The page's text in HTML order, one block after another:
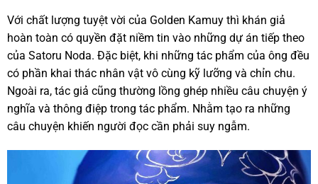
Với chất lượng tuyệt vời của Golden Kamuy thì khán giả
hoàn toàn có quyền đặt niềm tin vào những dự án tiếp theo
của Satoru Noda. Đặc biệt, khi những tác phẩm của ông đều
có phần khai thác nhân vật vô cùng kỹ lưỡng và chỉn chu.
Ngoài ra, tác giả cũng thường lồng ghép nhiều câu chuyện ý
nghĩa và thông điệp trong tác phẩm. Nhằm tạo ra những
câu chuyện khiến người đọc cần phải suy ngẫm.